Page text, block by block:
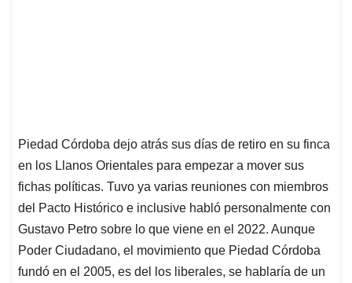
Piedad Córdoba dejo atrás sus días de retiro en su finca
en los Llanos Orientales para empezar a mover sus
fichas políticas. Tuvo ya varias reuniones con miembros
del Pacto Histórico e inclusive habló personalmente con
Gustavo Petro sobre lo que viene en el 2022. Aunque
Poder Ciudadano, el movimiento que Piedad Córdoba
fundó en el 2005, es del los liberales, se hablaría de un